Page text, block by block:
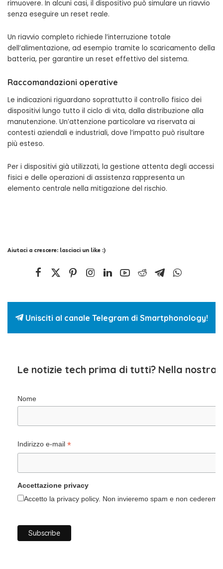
rimuovere. In alcuni casi, il dispositivo può simulare un riavvio
senza eseguire un reset reale.
Un riavvio completo richiede l’interruzione totale
dell’alimentazione, ad esempio tramite lo scaricamento della
batteria, per garantire un reset effettivo del sistema.
Raccomandazioni operative
Le indicazioni riguardano soprattutto il controllo fisico dei
dispositivi lungo tutto il ciclo di vita, dalla distribuzione alla
manutenzione. Un’attenzione particolare va riservata ai
contesti aziendali e industriali, dove l’impatto può risultare
più esteso.
Per i dispositivi già utilizzati, la gestione attenta degli accessi
fisici e delle operazioni di assistenza rappresenta un
elemento centrale nella mitigazione del rischio.
Aiutaci a crescere: lasciaci un like :)
Unisciti al canale Telegram di Smartphonology!
Le notizie tech prima di tutti? Nella nostra
Nome
Indirizzo e-mail *
Accettazione privacy
Accetto la privacy policy. Non invieremo spam e non